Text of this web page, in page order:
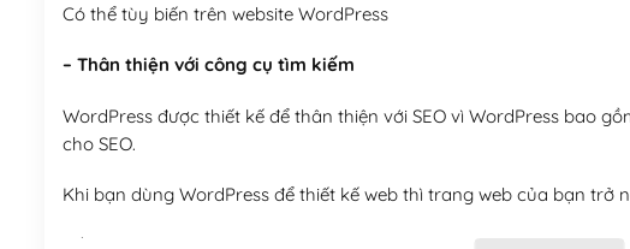
Có thể tùy biến trên website WordPress
– Thân thiện với công cụ tìm kiếm
WordPress được thiết kế để thân thiện với SEO vì WordPress bao
cho SEO.
Khi bạn dùng WordPress để thiết kế web thì trang web của bạn trở